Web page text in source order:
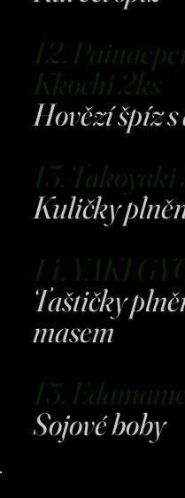
12.
Kkochi 2ks
Hovězí špíz
13. Takoyaki
Kuličky
14. YAKI
Taštičky
masem
15.
Sojové boby